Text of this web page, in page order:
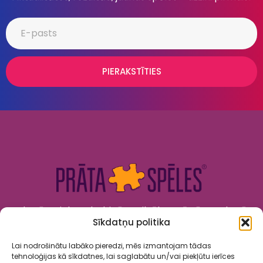
Sīkdatņu politika
Lai nodrošinātu labāko pieredzi, mēs izmantojam tādas
tehnoloģijas kā sīkdatnes, lai saglabātu un/vai piekļūtu ierīces
PIERAKSTĪTIES
Kad prāts tiek nodarbināts, cilvēks attīstās. Kad prāts
tiek izklaidēts, cilvēks jūtas priecīgs un laimīgs. “Prāta